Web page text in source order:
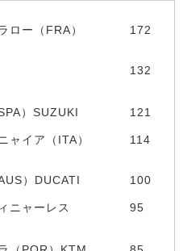
ロー（FRA）
172
132
）SUZUKI 121
ャイア（ITA）
114
）DUCATI 100
ニャーレス
95